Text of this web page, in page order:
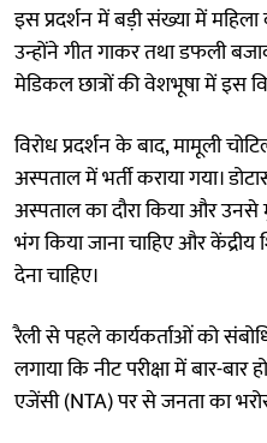
इस प्रदर्शन में बड़ी संख्या में महिला
उन्होंने गीत गाकर तथा डफली
मेडिकल छात्रों की वेशभूषा में इस
विरोध प्रदर्शन के बाद, मामूली
अस्पताल में भर्ती कराया गया।
अस्पताल का दौरा किया और उनसे
भंग किया जाना चाहिए और केंद्रीय
देना चाहिए।
रैली से पहले कार्यकर्ताओं को
लगाया कि नीट परीक्षा में बार-बार
एजेंसी (NTA) पर से जनता का